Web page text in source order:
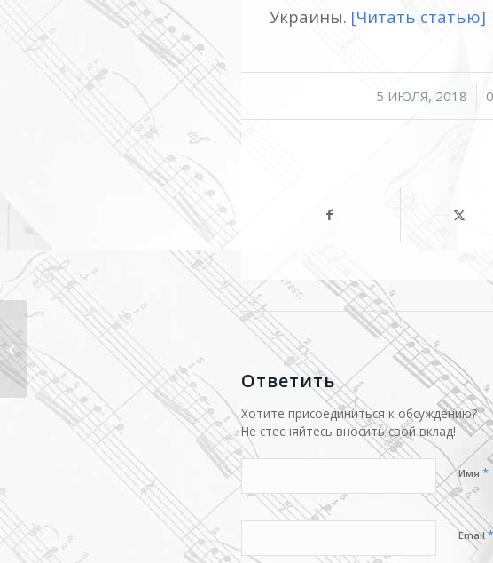
Украины. [Читать статью]
5 ИЮЛЯ, 2018
/
Ответить
Хотите присоединиться к обсуждению?
Не стесняйтесь вносить свой вклад!
Имя *
Email*
Успех хора внутри Венгрии 2018